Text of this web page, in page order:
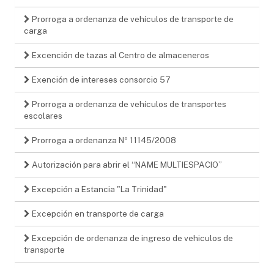
Prorroga a ordenanza de vehículos de transporte de
carga
Excención de tazas al Centro de almaceneros
Exención de intereses consorcio 57
Prorroga a ordenanza de vehículos de transportes
escolares
Prorroga a ordenanza Nº 11145/2008
Autorización para abrir el “NAME MULTIESPACIO”
Excepción a Estancia "La Trinidad"
Excepción en transporte de carga
Excepción de ordenanza de ingreso de vehiculos de
transporte